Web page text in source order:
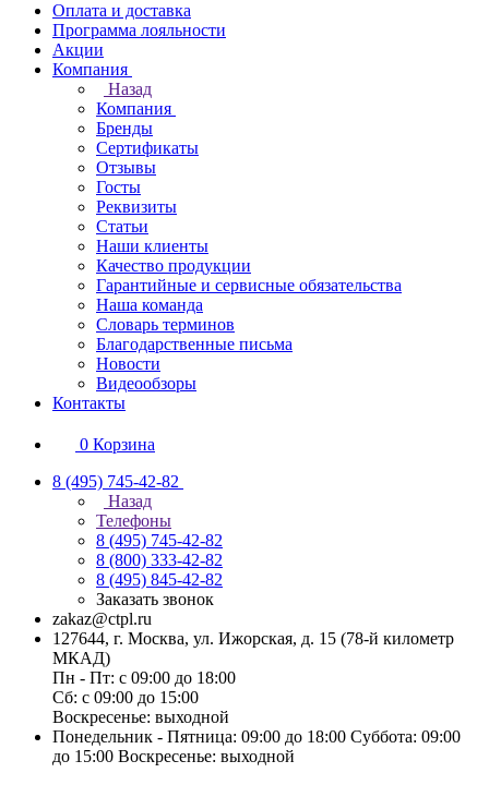
Оплата и доставка
Программа лояльности
Акции
Компания
Назад
Компания
Бренды
Сертификаты
Отзывы
Госты
Реквизиты
Статьи
Наши клиенты
Качество продукции
Гарантийные и сервисные обязательства
Наша команда
Словарь терминов
Благодарственные письма
Новости
Видеообзоры
Контакты
0 Корзина
8 (495) 745-42-82
Назад
Телефоны
8 (495) 745-42-82
8 (800) 333-42-82
8 (495) 845-42-82
Заказать звонок
zakaz@ctpl.ru
127644, г. Москва, ул. Ижорская, д. 15 (78-й километр
МКАД)
Пн - Пт: с 09:00 до 18:00
Сб: с 09:00 до 15:00
Воскресенье: выходной
Понедельник - Пятница: 09:00 до 18:00 Суббота: 09:00
до 15:00 Воскресенье: выходной